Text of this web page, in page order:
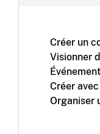
Créer un
Visionner
Créer
Organiser